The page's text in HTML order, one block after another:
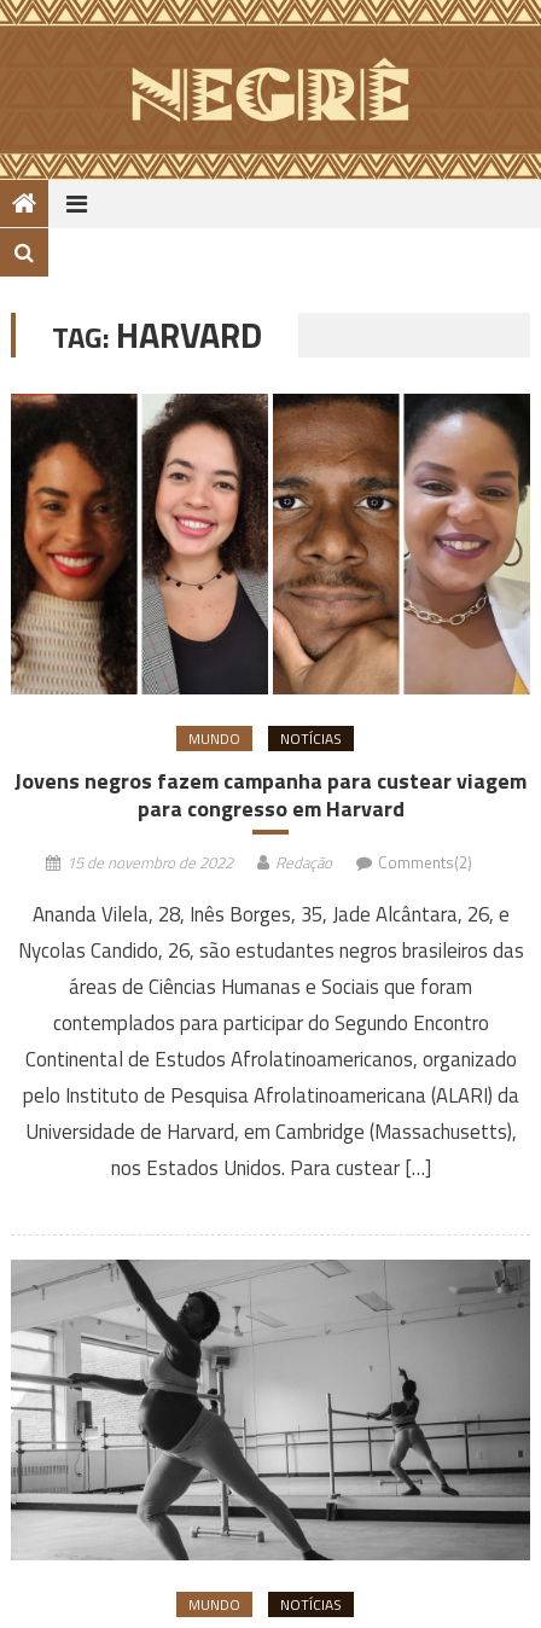
Skip
TAG: HARVARD
MUNDO NOTÍCIAS
Jovens negros fazem campanha para custear viagem
para congresso em Harvard
15 de novembro de 2022 Redação Comments(2)
Ananda Vilela, 28, Inês Borges, 35, Jade Alcântara, 26, e
Nycolas Candido, 26, são estudantes negros brasileiros das
áreas de Ciências Humanas e Sociais que foram
contemplados para participar do Segundo Encontro
Continental de Estudos Afrolatinoamericanos, organizado
pelo Instituto de Pesquisa Afrolatinoamericana (ALARI) da
Universidade de Harvard, em Cambridge (Massachusetts),
nos Estados Unidos. Para custear […]
MUNDO NOTÍCIAS